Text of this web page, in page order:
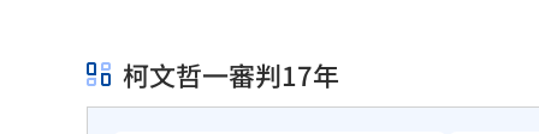
柯文哲一審判17年